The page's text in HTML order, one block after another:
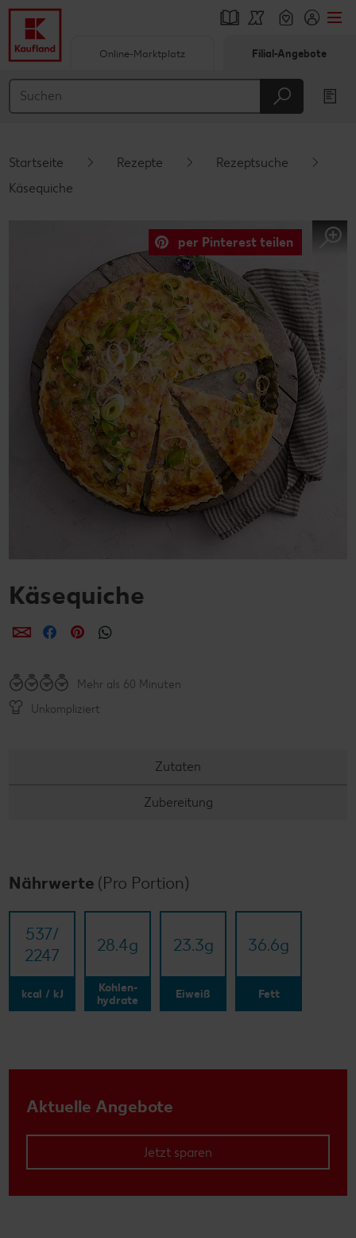
Hauptinhalt
Schwebender Seitenbereich
Online-Marktplatz Filial-Angebote
Startseite Rezepte
Rezeptsuche
Käsequiche
per Pinterest teilen
Käsequiche
per E-Mail teilen
per Facebook teilen
per Pinterest teilen
Mehr als 60 Minuten
Unkompliziert
Zutaten
Zubereitung
Nährwerte (Pro Portion)
537/​
2247
kcal / kJ
28.4g
Kohlen-
hydrate
23.3g
Eiweiß
36.6g
Fett
Aktuelle Angebote
Jetzt sparen